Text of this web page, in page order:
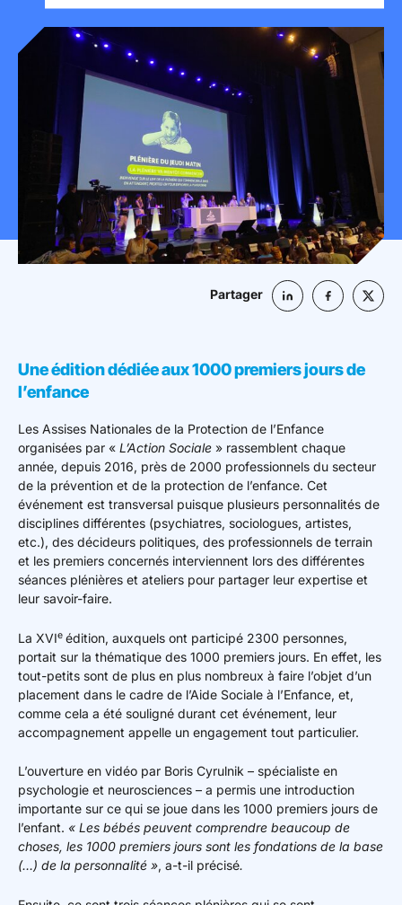
Mon espace donateur
Partager
Une édition dédiée aux 1000 premiers jours de
l’enfance
Les Assises Nationales de la Protection de l’Enfance
organisées par « L’Action Sociale » rassemblent chaque
année, depuis 2016, près de 2000 professionnels du secteur
de la prévention et de la protection de l’enfance. Cet
événement est transversal puisque plusieurs personnalités de
disciplines différentes (psychiatres, sociologues, artistes,
etc.), des décideurs politiques, des professionnels de terrain
et les premiers concernés interviennent lors des différentes
séances plénières et ateliers pour partager leur expertise et
leur savoir-faire.
La XVIe édition, auxquels ont participé 2300 personnes,
portait sur la thématique des 1000 premiers jours. En effet, les
tout-petits sont de plus en plus nombreux à faire l’objet d’un
placement dans le cadre de l’Aide Sociale à l’Enfance, et,
comme cela a été souligné durant cet événement, leur
accompagnement appelle un engagement tout particulier.
L’ouverture en vidéo par Boris Cyrulnik – spécialiste en
psychologie et neurosciences – a permis une introduction
importante sur ce qui se joue dans les 1000 premiers jours de
l’enfant. « Les bébés peuvent comprendre beaucoup de
choses, les 1000 premiers jours sont les fondations de la base
(…) de la personnalité », a-t-il précisé.